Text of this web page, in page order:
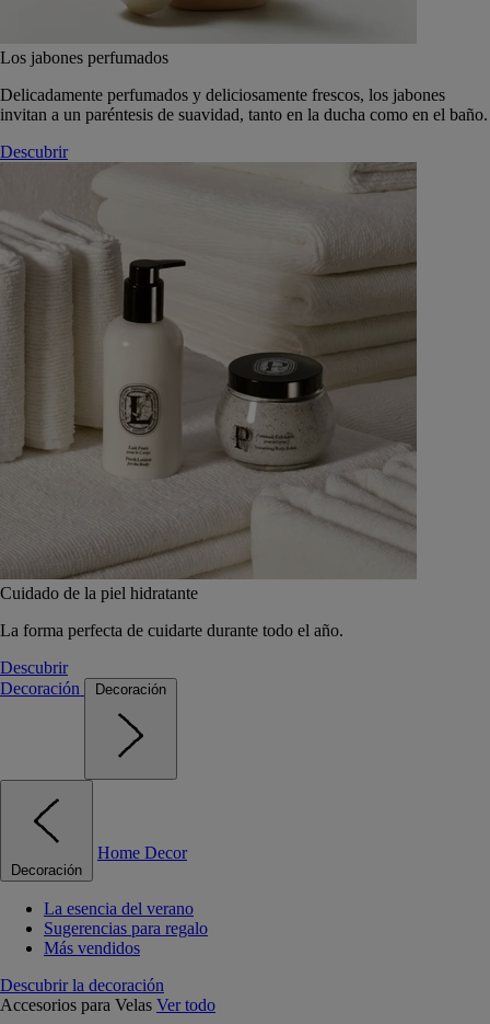
Los jabones perfumados
Delicadamente perfumados y deliciosamente frescos, los jabones
invitan a un paréntesis de suavidad, tanto en la ducha como en el baño.
Descubrir
Cuidado de la piel hidratante
La forma perfecta de cuidarte durante todo el año.
Descubrir
Decoración
Decoración
Decoración
Home Decor
La esencia del verano
Sugerencias para regalo
Más vendidos
Descubrir la decoración
Accesorios para Velas Ver todo